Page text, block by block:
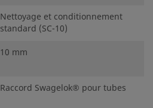
Nettoyage et conditionnement
standard (SC-10)
10 mm
Raccord Swagelok® pour tubes